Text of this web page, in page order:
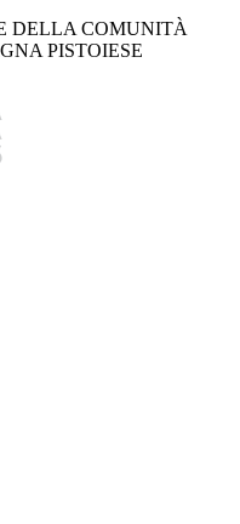
DELLA COMUNITÀ
PISTOIESE